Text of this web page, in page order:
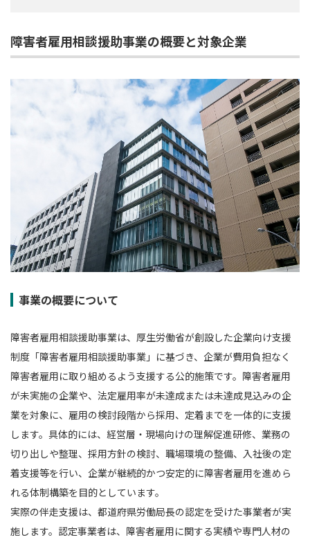
障害者雇用相談援助事業の概要と対象企業
事業の概要について
障害者雇用相談援助事業は、厚生労働省が創設した企業向け支援
制度「障害者雇用相談援助事業」に基づき、企業が費用負担なく
障害者雇用に取り組めるよう支援する公的施策です。障害者雇用
が未実施の企業や、法定雇用率が未達成または未達成見込みの企
業を対象に、雇用の検討段階から採用、定着までを一体的に支援
します。具体的には、経営層・現場向けの理解促進研修、業務の
切り出しや整理、採用方針の検討、職場環境の整備、入社後の定
着支援等を行い、企業が継続的かつ安定的に障害者雇用を進めら
れる体制構築を目的としています。
実際の伴走支援は、都道府県労働局長の認定を受けた事業者が実
施します。認定事業者は、障害者雇用に関する実績や専門人材の